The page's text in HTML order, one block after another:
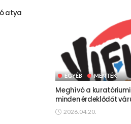
atya
EGYÉB MENTÉK
Meghívó a
minden érdeklődőt
2026.04.20.